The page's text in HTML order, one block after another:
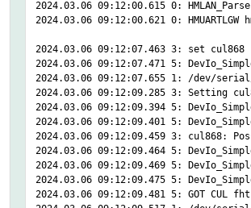
2024.03.06 09:12:00.615 0:
2024.03.06 09:12:00.621 0:
2024.03.06 09:12:07.463 3: set cul868
2024.03.06 09:12:07.471 5:
2024.03.06 09:12:07.655 1: /dev/
2024.03.06 09:12:09.285 3: Setting
2024.03.06 09:12:09.394 5:
2024.03.06 09:12:09.401 5:
2024.03.06 09:12:09.459 3: cul868:
2024.03.06 09:12:09.464 5:
2024.03.06 09:12:09.469 5:
2024.03.06 09:12:09.475 5:
2024.03.06 09:12:09.481 5: GOT CUL